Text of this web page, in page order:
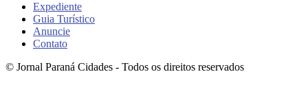
Expediente
Guia Turístico
Anuncie
Contato
© Jornal Paraná Cidades - Todos os direitos reservados